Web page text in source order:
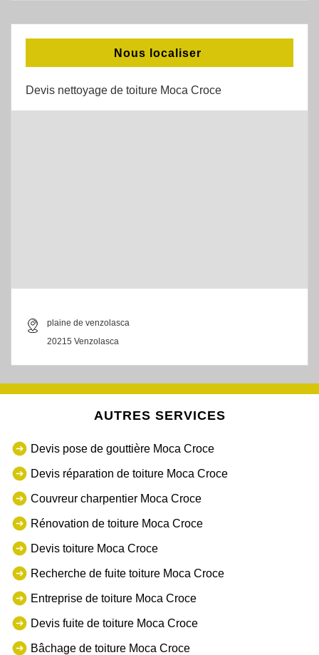
Nous localiser
Devis nettoyage de toiture Moca Croce
plaine de venzolasca
20215 Venzolasca
AUTRES SERVICES
Devis pose de gouttière Moca Croce
Devis réparation de toiture Moca Croce
Couvreur charpentier Moca Croce
Rénovation de toiture Moca Croce
Devis toiture Moca Croce
Recherche de fuite toiture Moca Croce
Entreprise de toiture Moca Croce
Devis fuite de toiture Moca Croce
Bâchage de toiture Moca Croce